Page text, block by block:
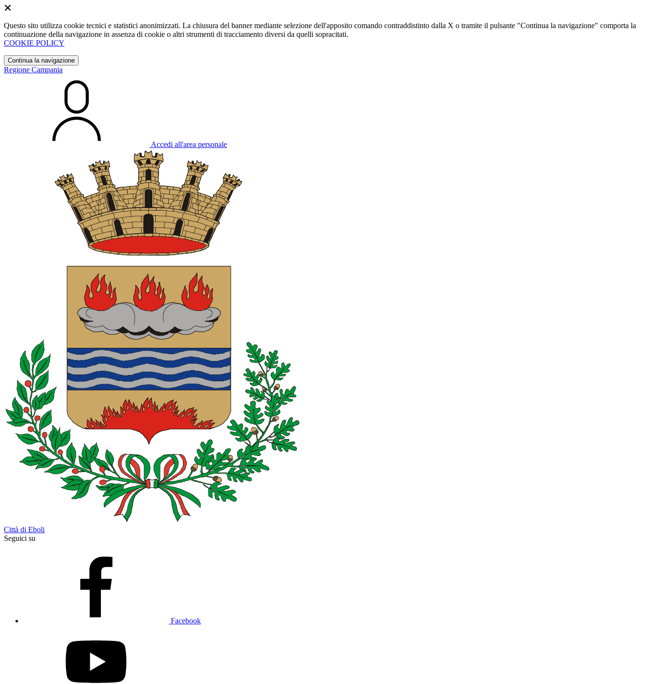
Questo sito utilizza cookie tecnici e statistici anonimizzati. La chiusura del banner mediante selezione dell'apposito comando contraddistinto dalla X o tramite il pulsante "Continua la navigazione" comporta la
continuazione della navigazione in assenza di cookie o altri strumenti di tracciamento diversi da quelli sopracitati.
COOKIE POLICY
Continua la navigazione
Regione Campania
Accedi all'area personale
Città di Eboli
Seguici su
Facebook